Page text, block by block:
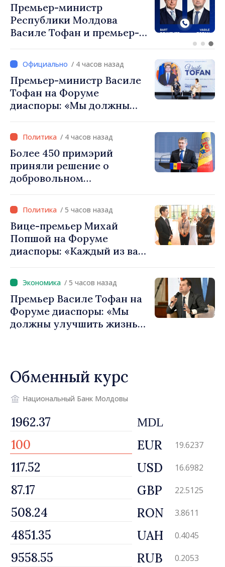
Премьер-министр
Республики Молдова
Василе Тофан и премьер-
Вевер обсудили
европейский путь
Республики Молдова
/ 4 часов назад
Премьер-министр Василе
Тофан на Форуме
диаспоры: «Мы должны
уверенность в том, что
Республика Молдова
движется в правильном
направлении»
/ 4 часов назад
Более 450 примэрий
приняли решение о
добровольном
фонды для инвестиций.
Игорь Гросу: «Важно
преодолеть препятствия и
дать населённым пунктам
шанс развиваться»
/ 5 часов назад
Вице-премьер Михай
Попшой на Форуме
диаспоры: «Каждый из вас
вносит вклад в
продвижение имиджа
Республики Молдова»
/ 5 часов назад
Премьер Василе Тофан на
Форуме диаспоры: «Мы
должны улучшить жизнь
Обменный курс
Национальный Банк Молдовы
MDL
EUR 19.6237
USD 16.6982
GBP 22.5125
RON 3.8611
UAH 0.4045
RUB 0.2053